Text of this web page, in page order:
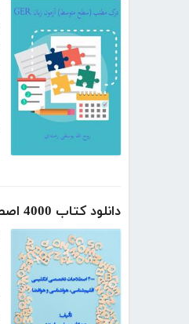
دانلود کتاب 4000 اصطلاحات تخصصی انگلیسی اقلیم‌شناسی، هواشناسی و هوافضا